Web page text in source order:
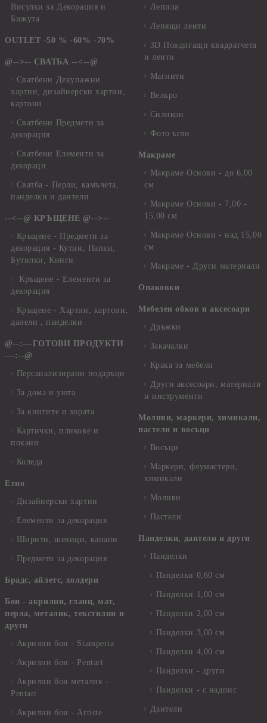
Висулки за Декорация и
Бижута
OUTLET -50 % -60% -70%
@-->-- СВАТБА --<--@
Сватбени Декупажни
хартии, дизайнерски хартии,
картони
Сватбени Предмети за
декорация
Сватбени Елементи за
декораци
Сватба - Перли, камъчета,
панделки и дантели
--<--@ КРЪЩЕНЕ @-->--
Кръщене - Предмети за
декорация - Кутии, Папки,
Бутилки, Книги
Кръщене - Елементи за
декорация
Кръщене - Хартии, картони,
данели , панделки
@--:---ГОТОВИ ПРОДУКТИ
---:--@
Персанализирани подаръци
За дома и уюта
За книгите и хората
Картички, пликове и
покани
Коледа
Етно
Дизайнерски хартии
Елементи за декорация
Ширити, шевици, канапи
Предмети за декорация
Брадс, айлетс, холдери
Бои - акрилни, гланц, мат,
перла, металик, текстилни и
други
Акрилни бои - Stamperia
Акрилни бои - Pentart
Акрилни бои металик -
Pentart
Акрилни бои - Artiste
Лепила
Лепящи ленти
3D Повдигащи квадратчета
и ленти
Магнити
Велкро
Силикон
Фото ъгли
Макраме
Макраме Основи - до 6,00
см
Макраме Основи - 7,00 -
15,00 см
Макраме Основи - над 15,00
см
Макраме - Други материали
Опаковки
Мебелен обков и аксесоари
Дръжки
Закачалки
Крака за мебели
Други аксесоари, материали
и инструменти
Моливи, маркери, химикали,
пастели и восъци
Восъци
Маркери, флумастери,
химикали
Моливи
Пастели
Панделки, дантели и други
Панделки
Панделки 0,60 см
Панделки 1,00 см
Панделки 2,00 см
Панделки 3,00 см
Панделки 4,00 см
Панделки - други
Панделки - с надпис
Дантели